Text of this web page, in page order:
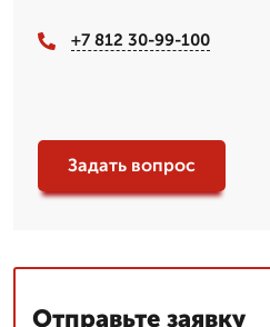
+7 812 30-99-100
Задать вопрос
Отправьте заявку